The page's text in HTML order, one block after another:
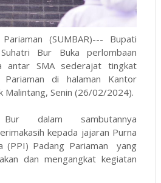
(SUMBAR)--- Bupati
Bur Buka perlombaan
antar SMA sederajat tingkat
Pariaman di halaman Kantor
Malintang, Senin (26/02/2024).
dalam sambutannya
kepada jajaran Purna
(PPI) Padang Pariaman yang
dan mengangkat kegiatan